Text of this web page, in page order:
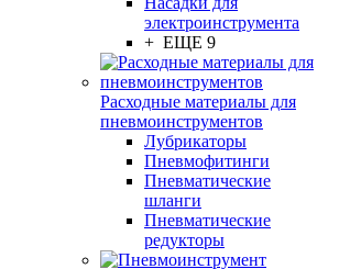
электроинструмента
+ ЕЩЕ 9
Расходные материалы для
пневмоинструментов
Лубрикаторы
Пневмофитинги
Пневматические
шланги
Пневматические
редукторы